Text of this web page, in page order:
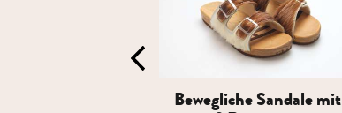
Bewegliche Sandale mit